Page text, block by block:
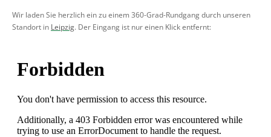
Wir laden Sie herzlich ein zu einem 360-Grad-Rundgang durch unseren
Standort in Leipzig. Der Eingang ist nur einen Klick entfernt: